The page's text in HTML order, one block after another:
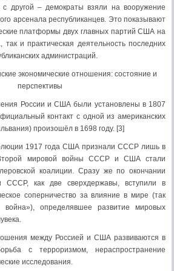
другой – демократы взяли на вооружение
арсенала республиканцев. Это показывают
платформы двух главных партий США на
и практическая деятельность последних
администраций.
экономические отношения: состояние и
перспективы
России и США были установлены в 1807
контакт с одной из американских
произошёл в 1698 году. [3]
1917 года США признали СССР лишь в
мировой войны СССР и США стали
коалиции. Сразу же по окончании
как две сверхдержавы, вступили в
соперничество за влияние в мире (так
война»), определявшее развитие мировых
между Россией и США развиваются в
с терроризмом, нераспространение
исследования.